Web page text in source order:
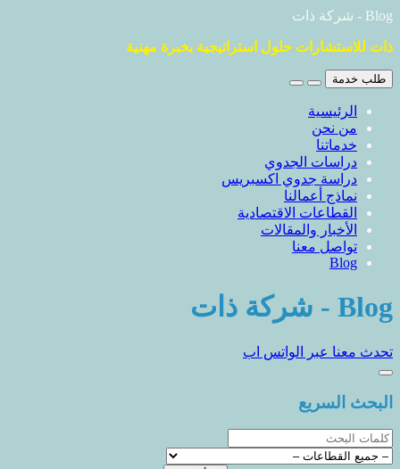
ذات للاستشارات حلول استراتيجية بخبرة مهنية
طلب خدمة
الرئيسية
من نحن
خدماتنا
دراسات الجدوي
دراسة جدوي اكسبريس
نماذج أعمالنا
القطاعات الاقتصادية
الأخبار والمقالات
تواصل معنا
Blog
Blog - شركة ذات
تحدث معنا عبر الواتس اب
البحث السريع